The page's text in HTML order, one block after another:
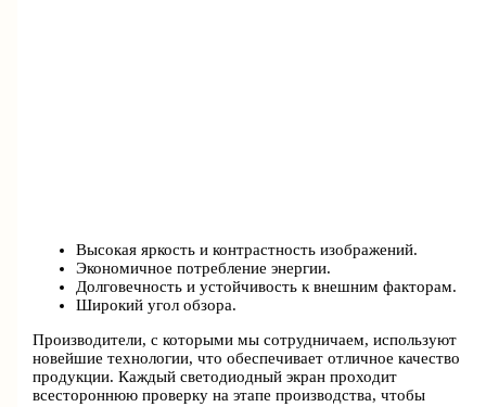
Высокая яркость и контрастность изображений.
Экономичное потребление энергии.
Долговечность и устойчивость к внешним факторам.
Широкий угол обзора.
Производители, с которыми мы сотрудничаем, используют
новейшие технологии, что обеспечивает отличное качество
продукции. Каждый светодиодный экран проходит
всестороннюю проверку на этапе производства, чтобы